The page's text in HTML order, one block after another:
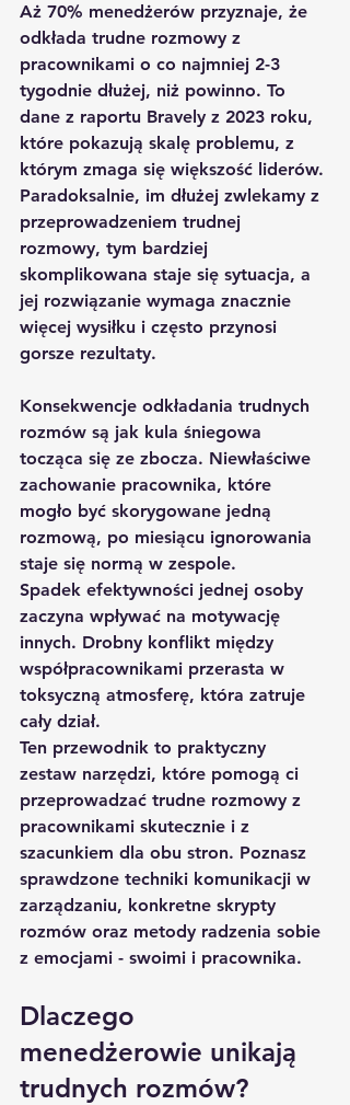
Aż 70% menedżerów przyznaje, że
odkłada trudne rozmowy z
pracownikami o co najmniej 2-3
tygodnie dłużej, niż powinno. To
dane z raportu Bravely z 2023 roku,
które pokazują skalę problemu, z
którym zmaga się większość liderów.
Paradoksalnie, im dłużej zwlekamy z
przeprowadzeniem trudnej
rozmowy, tym bardziej
skomplikowana staje się sytuacja, a
jej rozwiązanie wymaga znacznie
więcej wysiłku i często przynosi
gorsze rezultaty.
Konsekwencje odkładania trudnych
rozmów są jak kula śniegowa
tocząca się ze zbocza. Niewłaściwe
zachowanie pracownika, które
mogło być skorygowane jedną
rozmową, po miesiącu ignorowania
staje się normą w zespole.
Spadek efektywności jednej osoby
zaczyna wpływać na motywację
innych. Drobny konflikt między
współpracownikami przerasta w
toksyczną atmosferę, która zatruje
cały dział.
Ten przewodnik to praktyczny
zestaw narzędzi, które pomogą ci
przeprowadzać trudne rozmowy z
pracownikami skutecznie i z
szacunkiem dla obu stron. Poznasz
sprawdzone techniki komunikacji w
zarządzaniu, konkretne skrypty
rozmów oraz metody radzenia sobie
z emocjami - swoimi i pracownika.
Dlaczego
menedżerowie unikają
trudnych rozmów?